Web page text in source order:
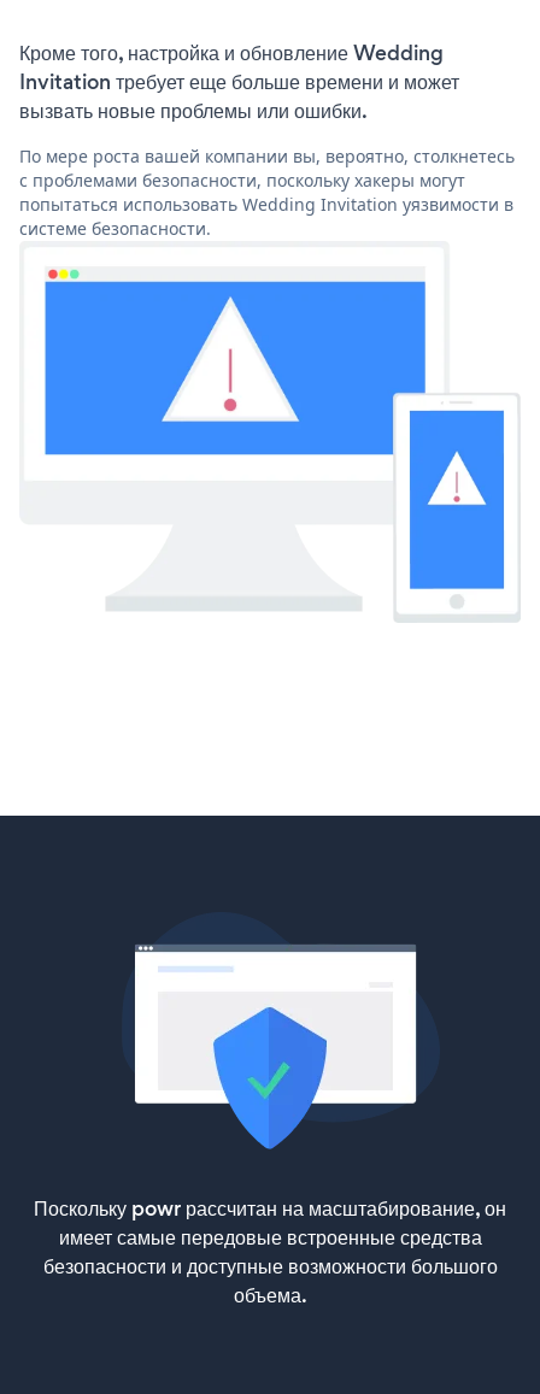
Кроме того, настройка и обновление Wedding
Invitation требует еще больше времени и может
вызвать новые проблемы или ошибки.
По мере роста вашей компании вы, вероятно, столкнетесь
с проблемами безопасности, поскольку хакеры могут
попытаться использовать Wedding Invitation уязвимости в
системе безопасности.
Поскольку powr рассчитан на масштабирование, он
имеет самые передовые встроенные средства
безопасности и доступные возможности большого
объема.